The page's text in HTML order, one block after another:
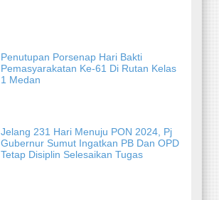
Penutupan Porsenap Hari Bakti
Pemasyarakatan Ke-61 Di Rutan Kelas
1 Medan
Jelang 231 Hari Menuju PON 2024, Pj
Gubernur Sumut Ingatkan PB Dan OPD
Tetap Disiplin Selesaikan Tugas